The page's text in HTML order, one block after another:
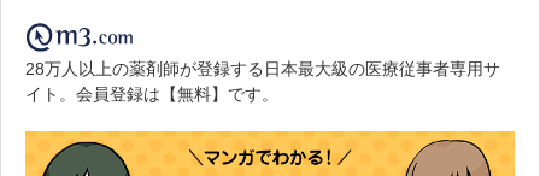
28万人以上の薬剤師が登録する日本最大級の医療従事者専用サ
イト。会員登録は【無料】です。